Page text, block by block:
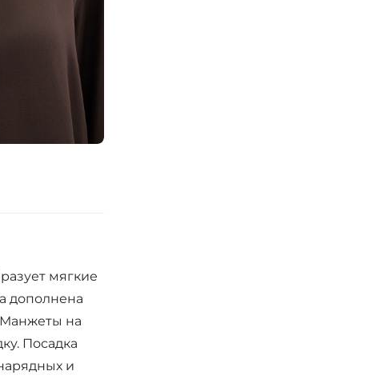
мягкие
дополнена
на
Посадка
и